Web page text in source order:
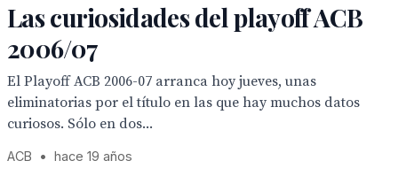
Las curiosidades del playoff ACB
2006/07
El Playoff ACB 2006-07 arranca hoy jueves, unas
eliminatorias por el título en las que hay muchos datos
curiosos. Sólo en dos...
ACB • hace 19 años